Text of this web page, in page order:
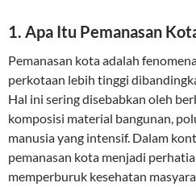
1. Apa Itu Pemanasan
Pemanasan kota adalah
perkotaan lebih tinggi
Hal ini sering disebabkan oleh
komposisi material bangunan,
manusia yang intensif. Dalam
pemanasan kota menjadi
memperburuk kesehatan